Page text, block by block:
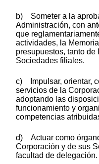
b) Someter a la
Administración, con
que
actividades, la
presupuestos, tanto
Sociedades filiales.
c) Impulsar, orientar,
servicios de la
adoptando las
funcionamiento y
competencias
d) Actuar como
Corporación y de sus
facultad de delegación.